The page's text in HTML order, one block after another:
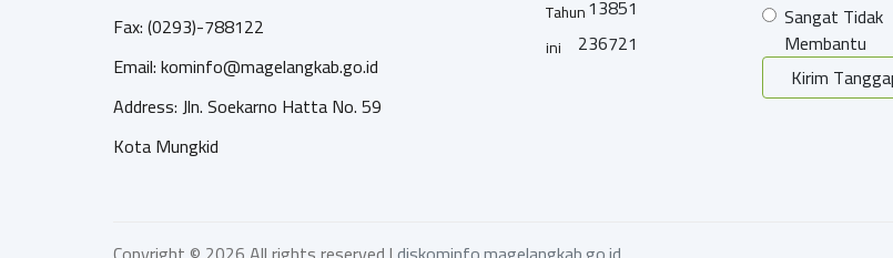
Fax: (0293)-788122
Email: kominfo@magelangkab.go.id
Address: Jln. Soekarno Hatta No. 59
Kota Mungkid
13851
Tahun
ini
236721
Sangat Tidak
Membantu
Kirim